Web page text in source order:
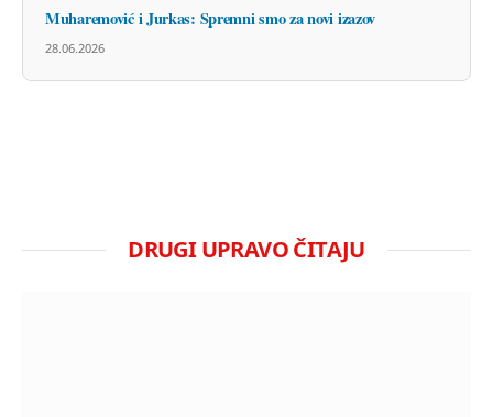
Muharemović i Jurkas: Spremni smo za novi izazov
28.06.2026
DRUGI UPRAVO ČITAJU